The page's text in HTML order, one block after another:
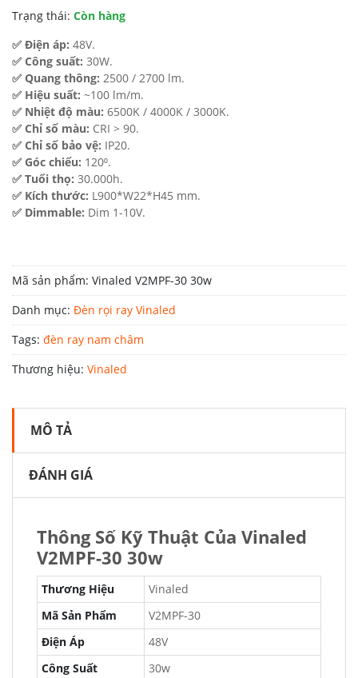
Trạng thái: Còn hàng
✅ Điện áp: 48V.
✅ Công suất: 30W.
✅ Quang thông: 2500 / 2700 lm.
✅ Hiệu suất: ~100 lm/m.
✅ Nhiệt độ màu: 6500K / 4000K / 3000K.
✅ Chỉ số màu: CRI > 90.
✅ Chỉ số bảo vệ: IP20.
✅ Góc chiếu: 120⁰.
✅ Tuổi thọ: 30.000h.
✅ Kích thước: L900*W22*H45 mm.
✅ Dimmable: Dim 1-10V.
Mã sản phẩm: Vinaled V2MPF-30 30w
Danh mục: Đèn rọi ray Vinaled
Tags: đèn ray nam châm
Thương hiệu: Vinaled
MÔ TẢ
ĐÁNH GIÁ
Thông Số Kỹ Thuật Của Vinaled
V2MPF-30 30w
Thương Hiệu
Vinaled
Mã Sản Phẩm
V2MPF-30
Điện Áp
48V
Công Suất
30w